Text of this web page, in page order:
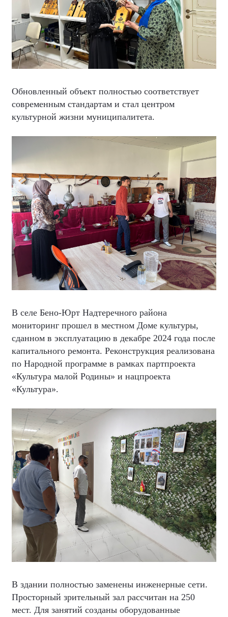
Обновленный объект полностью соответствует
современным стандартам и стал центром
культурной жизни муниципалитета.
В селе Бено-Юрт Надтеречного района
мониторинг прошел в местном Доме культуры,
сданном в эксплуатацию в декабре 2024 года после
капитального ремонта. Реконструкция реализована
по Народной программе в рамках партпроекта
«Культура малой Родины» и нацпроекта
«Культура».
В здании полностью заменены инженерные сети.
Просторный зрительный зал рассчитан на 250
мест. Для занятий созданы оборудованные